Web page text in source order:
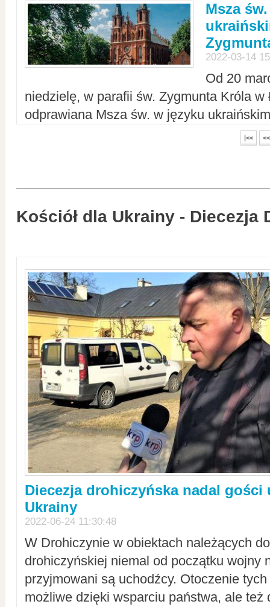
Msza
2022-03-14
Od 20
niedzielę, w parafii św. Zygmunta Króla w
odprawiana Msza św. w języku
|<< <<
Kościół dla Ukrainy - Diecezja
Diecezja drohiczyńska nadal gości
Ukrainy
2022-06-24 11:30:48
W Drohiczynie w obiektach należących
drohiczyńskiej niemal od początku wojny
przyjmowani są uchodźcy. Otoczenie
możliwe dzięki wsparciu państwa, ale też